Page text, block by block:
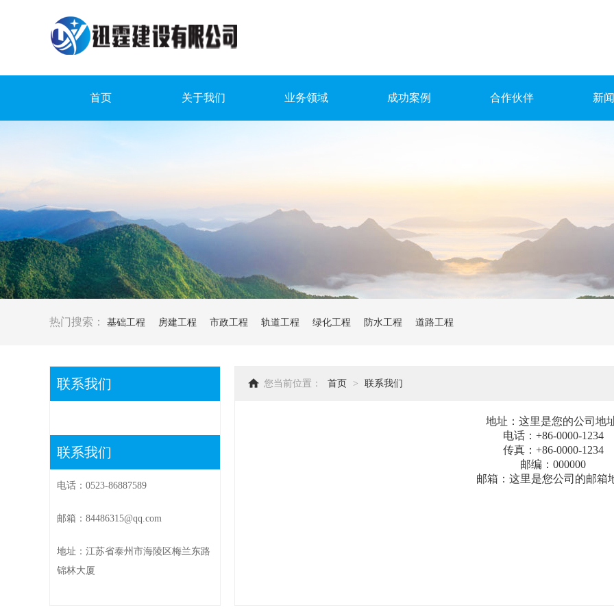
首页 关于我们 业务领域 成功案例 合作伙伴 新
热门搜索： 基础工程 房建工程 市政工程 轨道工程 绿化工程 防水工程 道路工程
联系我们
联系我们
电话：0523-86887589
邮箱： 84486315@qq.com
地址：江苏省泰州市海陵区梅兰东路
锦林大厦
您当前位置： 首页 > 联系我们
地址：这里是您的公司地
电话：+86-0000-1234
传真：+86-0000-1234
邮编：000000
邮箱：这里是您公司的邮箱